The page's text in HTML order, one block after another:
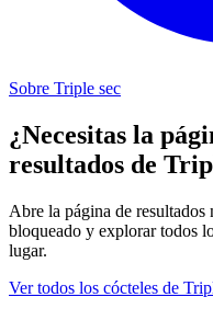
Sobre Triple sec
¿Necesitas la
resultados de
Abre la página de
bloqueado y explorar todos
lugar.
Ver todos los cócteles de